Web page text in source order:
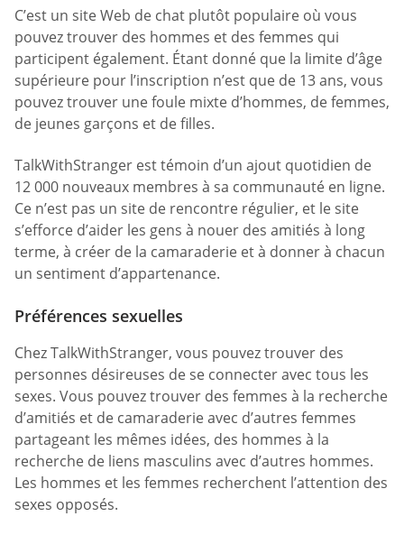
C’est un site Web de chat plutôt populaire où vous
pouvez trouver des hommes et des femmes qui
participent également. Étant donné que la limite d’âge
supérieure pour l’inscription n’est que de 13 ans, vous
pouvez trouver une foule mixte d’hommes, de femmes,
de jeunes garçons et de filles.
TalkWithStranger est témoin d’un ajout quotidien de
12 000 nouveaux membres à sa communauté en ligne.
Ce n’est pas un site de rencontre régulier, et le site
s’efforce d’aider les gens à nouer des amitiés à long
terme, à créer de la camaraderie et à donner à chacun
un sentiment d’appartenance.
Préférences sexuelles
Chez TalkWithStranger, vous pouvez trouver des
personnes désireuses de se connecter avec tous les
sexes. Vous pouvez trouver des femmes à la recherche
d’amitiés et de camaraderie avec d’autres femmes
partageant les mêmes idées, des hommes à la
recherche de liens masculins avec d’autres hommes.
Les hommes et les femmes recherchent l’attention des
sexes opposés.